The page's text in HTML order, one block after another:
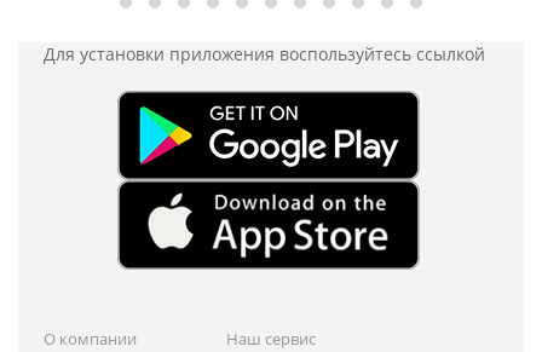
Для установки приложения воспользуйтесь ссылкой
О компании
Наш сервис